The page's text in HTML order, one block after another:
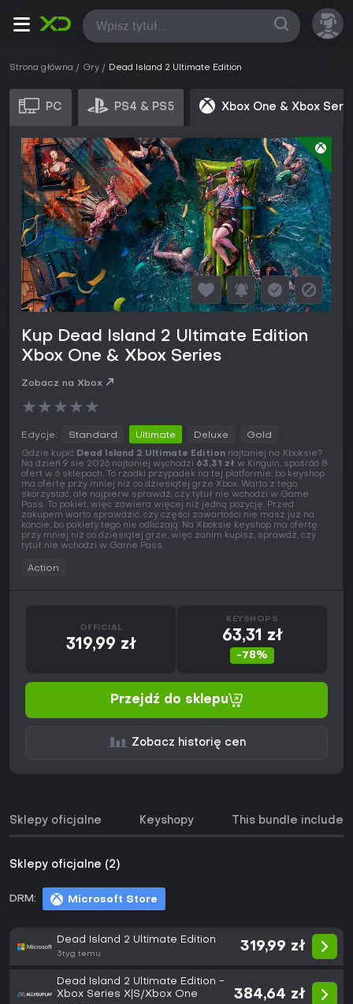
Wszystkie
Strona główna Gry Dead Island 2 Ultimate Edition
PC PS4 & PS5 Xbox One & Xbox
Kup Dead Island 2 Ultimate Edition
Xbox One & Xbox Series
Zobacz na Xbox
★★★★★
Edycje: Standard Ultimate Deluxe Gold
Gdzie kupić Dead Island 2 Ultimate Edition najtaniej na Xboksie?
Na dzień 9 sie 2026 najtaniej wychodzi 63,31 zł w Kinguin, spośród 8
ofert w 6 sklepach. To rzadki przypadek na tej platformie, bo keyshop
ma ofertę przy mniej niż co dziesiątej grze Xbox. Warto z tego
skorzystać, ale najpierw sprawdź, czy tytuł nie wchodzi w Game
Pass. To pakiet, więc zawiera więcej niż jedną pozycję. Przed
zakupem warto sprawdzić, czy części zawartości nie masz już na
koncie, bo pakiety tego nie odliczają. Na Xboksie keyshop ma ofertę
przy mniej niż co dziesiątej grze, więc zanim kupisz, sprawdź, czy
tytuł nie wchodzi w Game Pass.
Action
OFFICIAL
319,99 zł
KEYSHOPS
63,31 zł
-78%
Przejdź do sklepu
Zobacz historię cen
Sklepy oficjalne Keyshopy This bundle includes
Sklepy oficjalne (2)
DRM: Microsoft Store
Dead Island 2 Ultimate Edition
3tyg temu
319,99 zł
Dead Island 2 Ultimate Edition -
Xbox Series X|S/Xbox One
384,64 zł